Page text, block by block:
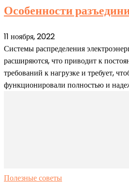
Особенности
11 ноября, 2022
Системы распределения
расширяются, что приводит к
требований к нагрузке и требует,
функционировали полностью и
Полезные советы